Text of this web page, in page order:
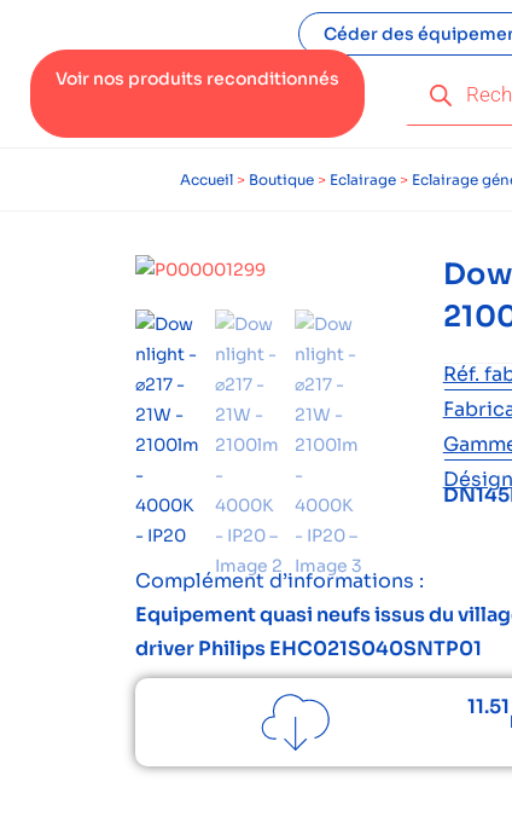
Céder des
Voir nos produits reconditionnés
Accueil > Boutique > Eclairage > Eclairage
Réf.
Complément d’informations :
Equipement quasi neufs issus du
driver Philips EHC021S040SNTP01
11.51